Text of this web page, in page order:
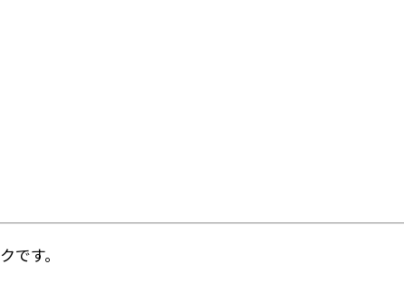
す。